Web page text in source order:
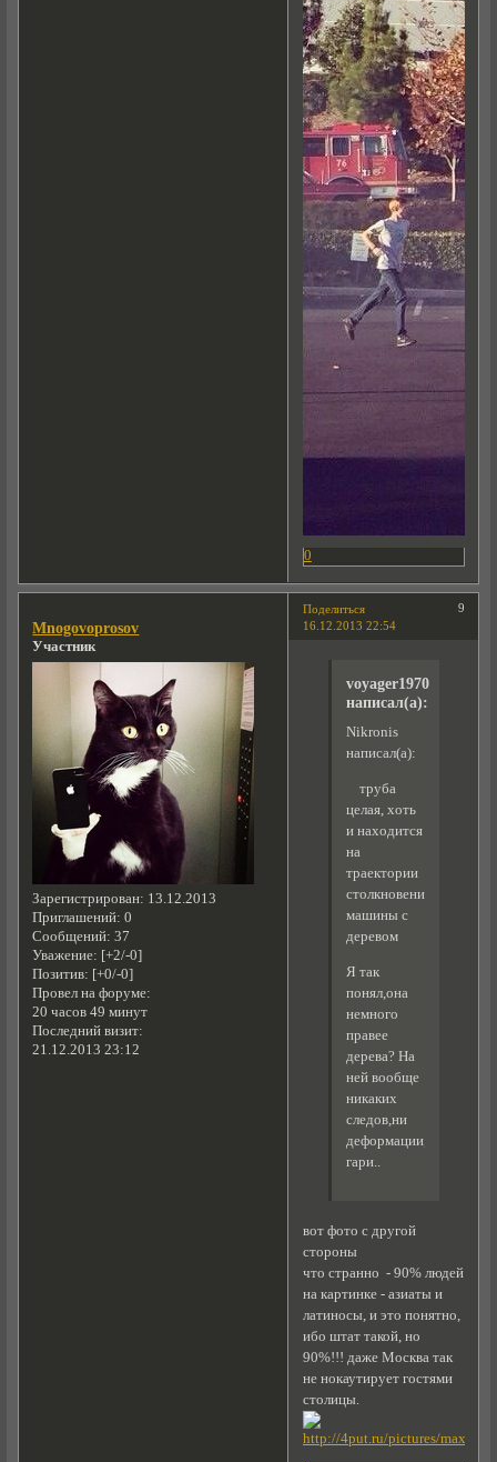
0
Поделиться
9
16.12.2013 22:54
Mnogovoprosov
Участник
Зарегистрирован: 13.12.2013
Приглашений: 0
Сообщений: 37
Уважение: [+2/-0]
Позитив: [+0/-0]
Провел на форуме:
20 часов 49 минут
Последний визит:
21.12.2013 23:12
voyager1970
написал(а):
Nikronis
написал(а):
труба
целая, хоть
и находится
на
траектории
столкновения
машины с
деревом
Я так
понял,она
немного
правее
дерева? На
ней вообще
никаких
следов,ни
деформации,ни
гари..
вот фото с другой
стороны
что странно - 90% людей
на картинке - азиаты и
латиносы, и это понятно,
ибо штат такой, но
90%!!! даже Москва так
не нокаутирует гостями
столицы.